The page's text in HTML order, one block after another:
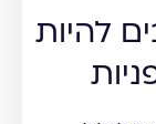
להיות